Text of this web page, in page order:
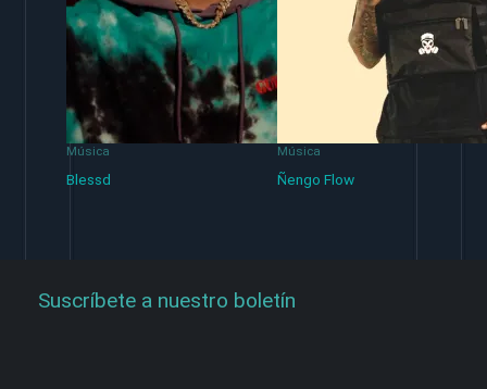
Música
Blessd
Música
Ñengo Flow
Suscríbete a nuestro boletín